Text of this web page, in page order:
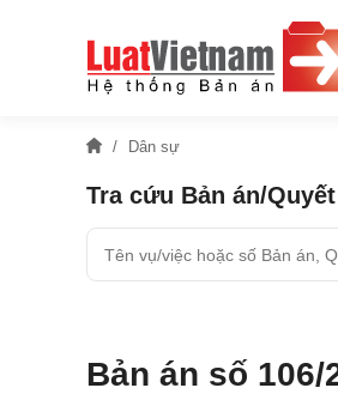
Dân sự
Tra cứu Bản án/
Bản án số 106/